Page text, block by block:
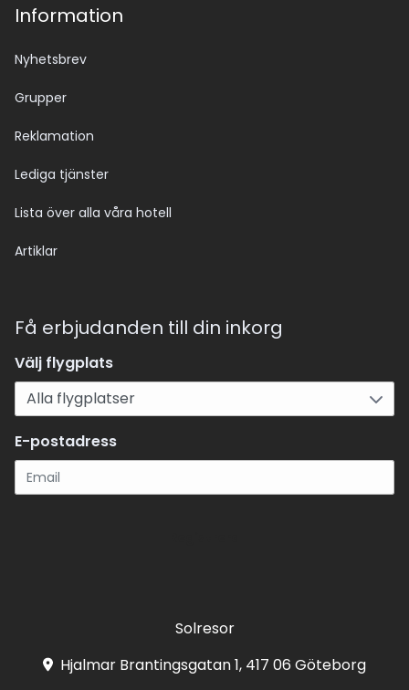
Information
Nyhetsbrev
Grupper
Reklamation
Lediga tjänster
Lista över alla våra hotell
Artiklar
Få erbjudanden till din inkorg
Välj flygplats
E-postadress
Solresor
Hjalmar Brantingsgatan 1, 417 06 Göteborg